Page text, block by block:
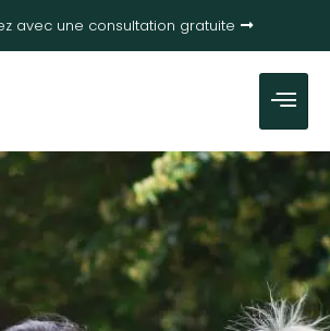
avec une consultation gratuite